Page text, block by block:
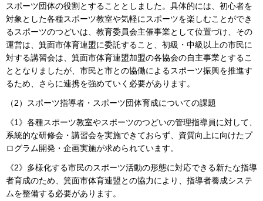
スポーツ団体の役割とすることとしました。具体的には、初心者を
対象とした各種スポーツ教室や気軽にスポーツを楽しむことができ
るスポーツのつどいは、教育委員会主催事業として位置づけ、その
運営は、箕面市体育連盟に委託すること、初級・中級以上の市民に
対する講習会は、箕面市体育連盟加盟の各協会の自主事業とするこ
ととなりましたが、市民と市との協働によるスポーツ振興を推進す
るため、さらに連携を強めていく必要があります。
（2）スポーツ指導者・スポーツ団体育成についての課題
《1》各種スポーツ教室やスポーツのつどいの管理指導員に対して、
系統的な研修会・講習会を実施できておらず、資質向上に向けたプ
ログラム開発・企画実施が求められています。
《2》多様化する市民のスポーツ活動の形態に対応できる新たな指導
者育成のため、箕面市体育連盟との協力により、指導者養成システ
ムを整備する必要があります。